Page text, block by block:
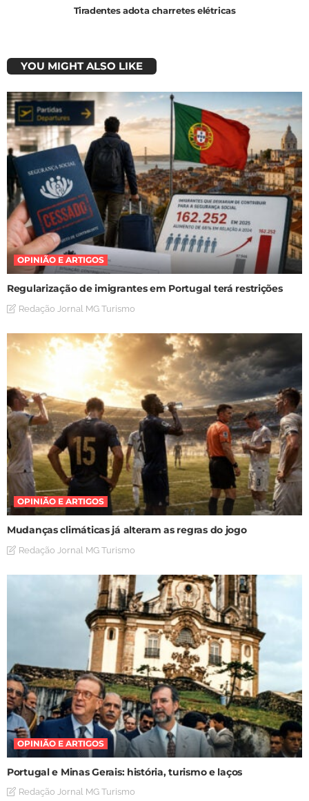
Tiradentes adota charretes elétricas
YOU MIGHT ALSO LIKE
OPINIÃO E ARTIGOS
Regularização de imigrantes em Portugal terá restrições
Redação Jornal MG Turismo
OPINIÃO E ARTIGOS
Mudanças climáticas já alteram as regras do jogo
Redação Jornal MG Turismo
OPINIÃO E ARTIGOS
Portugal e Minas Gerais: história, turismo e laços
Redação Jornal MG Turismo